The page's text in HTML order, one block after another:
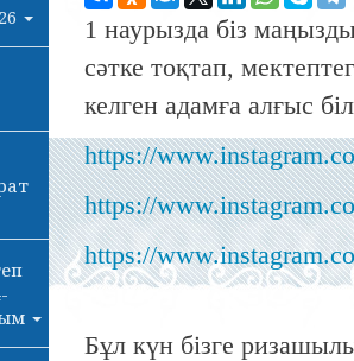
1 наурызда біз
сәтке тоқтап,
келген адамға алғыс
https://
https://
https://
Бұл күн бізге